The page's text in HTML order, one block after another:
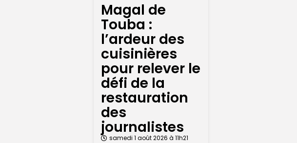
Magal de
Touba :
l’ardeur des
cuisinières
pour relever le
défi de la
restauration
des
journalistes
samedi 1 août 2026 à 11h21